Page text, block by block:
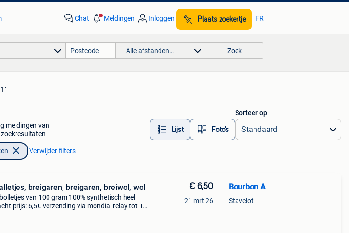
Chat Meldingen Inloggen Plaats zoekertje FR
Alle afstanden… Zoek
meldingen van
zoekresultaten
Lijst Foto’s
Sorteer op
Verwijder filters
breigaren, breigaren, breiwol, wol
van 100 gram 100% synthetisch heel
prijs: 6,5€ verzending via mondial relay tot 1
€ 6,50
21 mrt 26
Bourbon A
Stavelot